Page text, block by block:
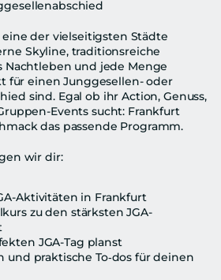
der vielseitigsten Städte
Skyline, traditionsreiche
Nachtleben und jede Menge
für einen Junggesellen- oder
sind. Egal ob ihr Action, Genuss,
Events sucht: Frankfurt
das passende Programm.
wir dir:
Aktivitäten in Frankfurt
zu den stärksten JGA-
JGA-Tag planst
und praktische To‑dos für deinen